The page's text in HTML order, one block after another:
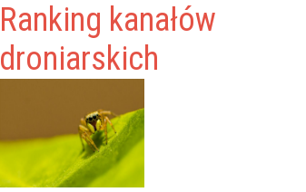
Ranking kanałów
droniarskich